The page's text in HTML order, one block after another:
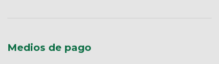
Medios de pago